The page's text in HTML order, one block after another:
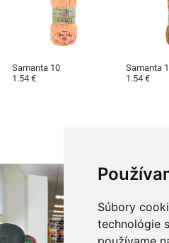
Súbory
technológie
Samanta 10
1.54 €
Samanta
1.54 €